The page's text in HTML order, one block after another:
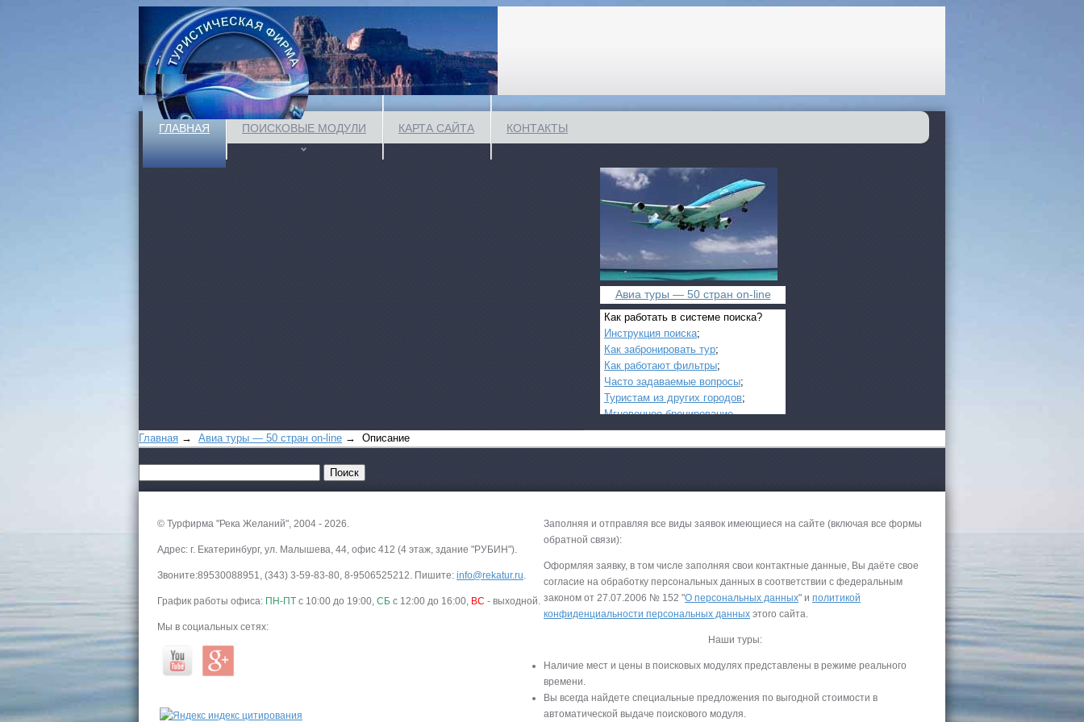
ГЛАВНАЯ ПОИСКОВЫЕ МОДУЛИ КАРТА САЙТА КОНТАКТЫ
Авиа туры — 50 стран on-line
Как работать в системе поиска?
Инструкция поиска;
Как забронировать тур;
Как работают фильтры;
Часто задаваемые вопросы;
Туристам из других городов;
Мгновенное бронирование.
Все виды отдыха в России
Самые популярные:
Автобусные туры на черное
море.
Соль-Илецк автобусом.
Великий Устюг
на 2027
Главная → Авиа туры — 50 стран on-line → Описание
© Турфирма "Река Желаний", 2004 - 2026.
Адрес: г. Екатеринбург, ул. Малышева, 44, офис 412 (4 этаж, здание "РУБИН").
Звоните:89530088951, (343) 3-59-83-80, 8-9506525212. Пишите: info@rekatur.ru.
График работы офиса: ПН-ПТ с 10:00 до 19:00, СБ с 12:00 до 16:00, ВС - выходной.
Мы в социальных сетях:
Заполняя и отправляя все виды заявок имеющиеся на сайте (включая все формы
обратной связи):
Оформляя заявку, в том числе заполняя свои контактные данные, Вы даёте свое
согласие на обработку персональных данных в соответствии с федеральным
законом от 27.07.2006 № 152 "О персональных данных" и политикой
конфиденциальности персональных данных этого сайта.
Наши туры:
Наличие мест и цены в поисковых модулях представлены в режиме реального
времени.
Вы всегда найдете специальные предложения по выгодной стоимости в
автоматической выдаче поискового модуля.